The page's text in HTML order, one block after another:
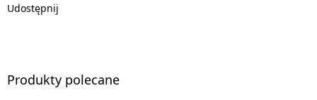
Udostępnij
Produkty polecane